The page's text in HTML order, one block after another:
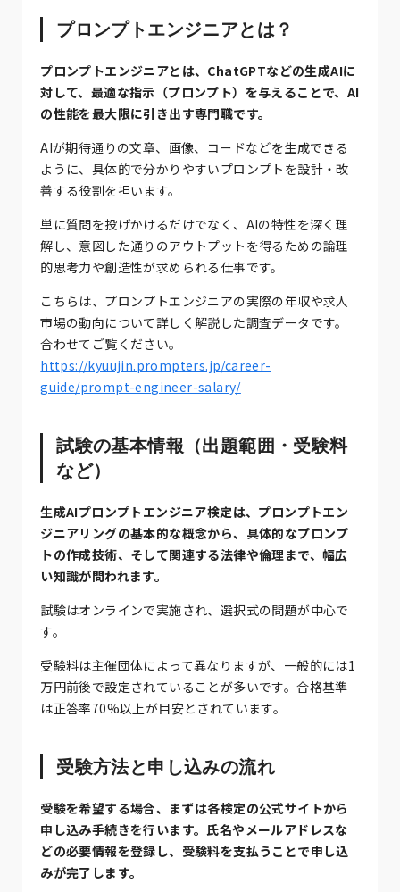
プロンプトエンジニアとは？
プロンプトエンジニアとは、ChatGPTなどの生成AIに
対して、最適な指示（プロンプト）を与えることで、AI
の性能を最大限に引き出す専門職です。
AIが期待通りの文章、画像、コードなどを生成できる
ように、具体的で分かりやすいプロンプトを設計・改
善する役割を担います。
単に質問を投げかけるだけでなく、AIの特性を深く理
解し、意図した通りのアウトプットを得るための論理
的思考力や創造性が求められる仕事です。
こちらは、プロンプトエンジニアの実際の年収や求人
市場の動向について詳しく解説した調査データです。
合わせてご覧ください。
https://kyuujin.prompters.jp/career-
guide/prompt-engineer-salary/
試験の基本情報（出題範囲・受験料
など）
生成AIプロンプトエンジニア検定は、プロンプトエン
ジニアリングの基本的な概念から、具体的なプロンプ
トの作成技術、そして関連する法律や倫理まで、幅広
い知識が問われます。
試験はオンラインで実施され、選択式の問題が中心で
す。
受験料は主催団体によって異なりますが、一般的には1
万円前後で設定されていることが多いです。合格基準
は正答率70%以上が目安とされています。
受験方法と申し込みの流れ
受験を希望する場合、まずは各検定の公式サイトから
申し込み手続きを行います。氏名やメールアドレスな
どの必要情報を登録し、受験料を支払うことで申し込
みが完了します。